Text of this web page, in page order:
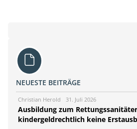
NEUESTE BEITRÄGE
Christian Herold 31. Juli 2026
Ausbildung zum
kindergeldrechtlich keine